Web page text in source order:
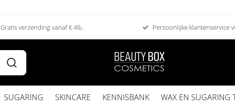
Gratis verzending vanaf € 49,- Persoonlijke klantenservice
SUGARING SKINCARE KENNISBANK WAX EN SUGARING